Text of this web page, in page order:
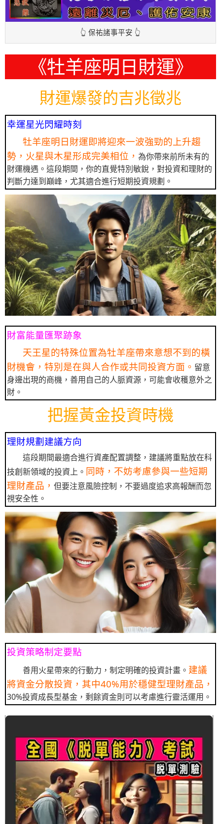
👆 保祐諸事平安 👆
《牡羊座明日財運》
財運爆發的吉兆徵兆
幸運星光閃耀時刻
牡羊座明日財運即將迎來一波強勁的上升趨
勢，火星與木星形成完美相位， 為你帶來前所未有的
財運機遇。這段期間，你的直覺特別敏銳，對投資和理財的
判斷力達到巔峰，尤其適合進行短期投資規劃。
財富能量匯聚跡象
天王星的特殊位置為牡羊座帶來意想不到的橫
財機會，特別是在與人合作或共同投資方面。 留意
身邊出現的商機，善用自己的人脈資源，可能會收穫意外之
財。
把握黃金投資時機
理財規劃建議方向
這段期間最適合進行資產配置調整，建議將重點放在科
技創新領域的投資上。 同時，不妨考慮參與一些短期
理財產品， 但要注意風險控制，不要過度追求高報酬而忽
視安全性。
投資策略制定要點
善用火星帶來的行動力，制定明確的投資計畫。 建議
將資金分散投資，其中40%用於穩健型理財產品，
30%投資成長型基金，剩餘資金則可以考慮進行靈活運用。